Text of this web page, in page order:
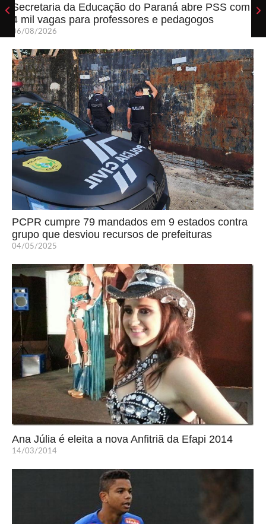
Secretaria da Educação do Paraná abre PSS com
4 mil vagas para professores e pedagogos
06/08/2026
PCPR cumpre 79 mandados em 9 estados contra
grupo que desviou recursos de prefeituras
04/05/2025
Ana Júlia é eleita a nova Anfitriã da Efapi 2014
14/03/2014